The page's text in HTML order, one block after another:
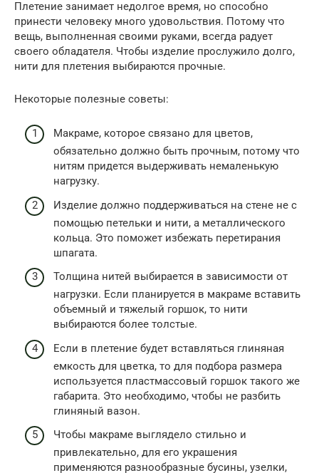
Плетение занимает недолгое время, но способно
принести человеку много удовольствия. Потому что
вещь, выполненная своими руками, всегда радует
своего обладателя. Чтобы изделие прослужило долго,
нити для плетения выбираются прочные.
Некоторые полезные советы:
Макраме, которое связано для цветов,
обязательно должно быть прочным, потому что
нитям придется выдерживать немаленькую
нагрузку.
Изделие должно поддерживаться на стене не с
помощью петельки и нити, а металлического
кольца. Это поможет избежать перетирания
шпагата.
Толщина нитей выбирается в зависимости от
нагрузки. Если планируется в макраме вставить
объемный и тяжелый горшок, то нити
выбираются более толстые.
Если в плетение будет вставляться глиняная
емкость для цветка, то для подбора размера
используется пластмассовый горшок такого же
габарита. Это необходимо, чтобы не разбить
глиняный вазон.
Чтобы макраме выглядело стильно и
привлекательно, для его украшения
применяются разнообразные бусины, узелки,